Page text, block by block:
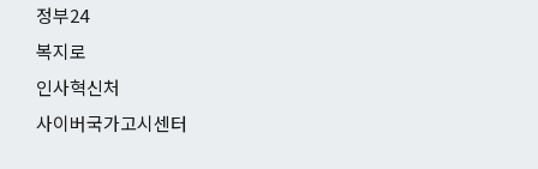
정부24
복지로
인사혁신처
사이버국가고시센터